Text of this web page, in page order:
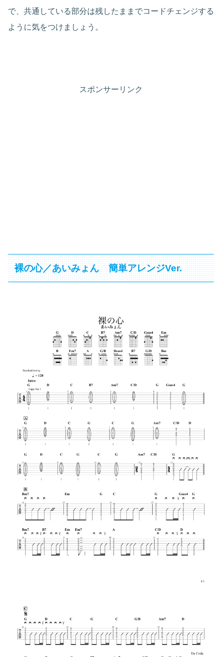
で、共通している部分は残したままでコードチェンジする
ように気をつけましょう。
スポンサーリンク
裸の心／あいみょん 簡単アレンジVer.